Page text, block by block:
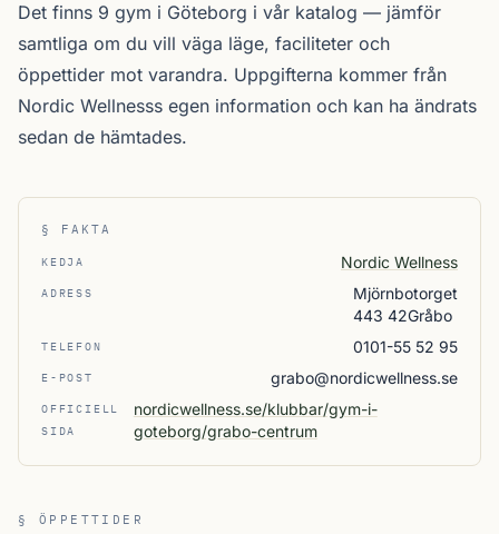
Det finns 9 gym i Göteborg i vår katalog — jämför
samtliga om du vill väga läge, faciliteter och
öppettider mot varandra. Uppgifterna kommer från
Nordic Wellnesss egen information och kan ha ändrats
sedan de hämtades.
§ FAKTA
KEDJA Nordic Wellness
ADRESS
Mjörnbotorget
443 42Gråbo
TELEFON 0101-55 52 95
E-POST grabo@nordicwellness.se
OFFICIELL
SIDA
nordicwellness.se/klubbar/gym-i-
goteborg/grabo-centrum
§ ÖPPETTIDER